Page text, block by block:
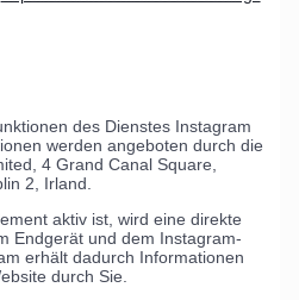
des Dienstes Instagram
werden angeboten durch die
4 Grand Canal Square,
2, Irland.
aktiv ist, wird eine direkte
Endgerät und dem Instagram-
erhält dadurch Informationen
durch Sie.